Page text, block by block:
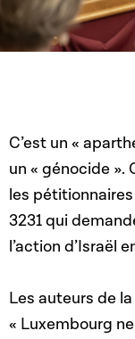
C’est un «
un « génocide ».
les
3231qui
l’action d’Israël
Les auteurs de
« Luxembourg